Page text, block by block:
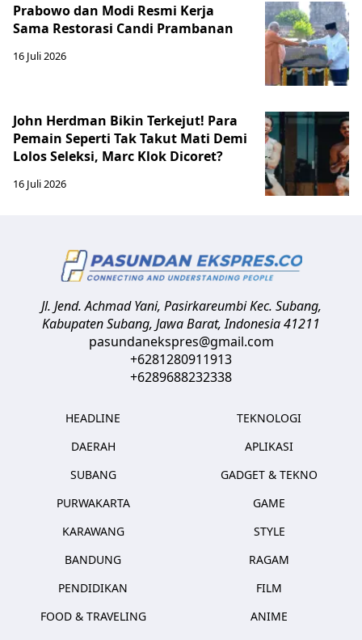
Prabowo dan Modi Resmi Kerja
Sama Restorasi Candi Prambanan
16 Juli 2026
John Herdman Bikin Terkejut! Para
Pemain Seperti Tak Takut Mati Demi
Lolos Seleksi, Marc Klok Dicoret?
16 Juli 2026
Jl. Jend. Achmad Yani, Pasirkareumbi Kec. Subang,
Kabupaten Subang, Jawa Barat,Indonesia41211
pasundanekspres@gmail.com
+6281280911913
+6289688232338
HEADLINE
DAERAH
SUBANG
PURWAKARTA
KARAWANG
BANDUNG
PENDIDIKAN
FOOD & TRAVELING
TEKNOLOGI
APLIKASI
GADGET & TEKNO
GAME
STYLE
RAGAM
FILM
ANIME